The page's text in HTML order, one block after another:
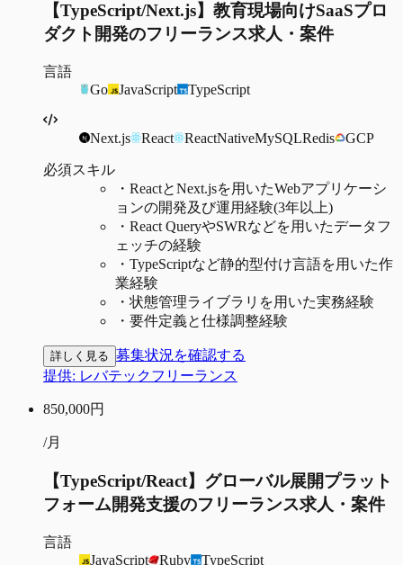
【TypeScript/Next.js】教育現場向けSaaSプロ
ダクト開発のフリーランス求人・案件
言語
Go
JavaScript TypeScript
Next.js React ReactNativeMySQLRedis GCP
必須スキル
・ ReactとNext.jsを用いたWebアプリケーシ
ョンの開発及び運用経験(3年以上)
・ React QueryやSWRなどを用いたデータフ
ェッチの経験
・ TypeScriptなど静的型付け言語を用いた作
業経験
・ 状態管理ライブラリを用いた実務経験
・ 要件定義と仕様調整経験
詳しく見る 募集状況を確認する
提供: レバテックフリーランス
850,000円
/月
【TypeScript/React】グローバル展開プラット
フォーム開発支援のフリーランス求人・案件
言語
JavaScript
Ruby TypeScript